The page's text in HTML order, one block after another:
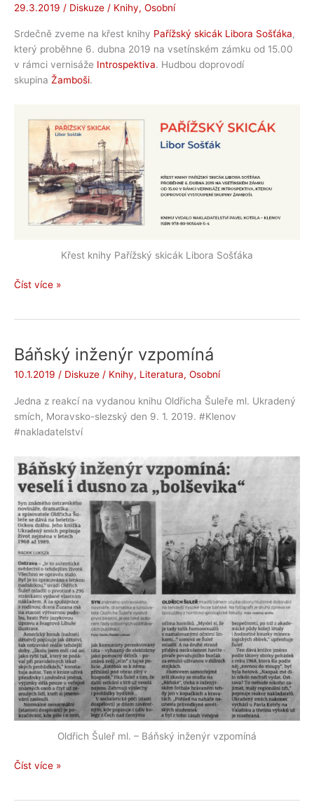
29.3.2019 / Diskuze / Knihy, Osobní
Srdečně zveme na křest knihy Pařížský skicák Libora Sošťáka,
který proběhne 6. dubna 2019 na vsetínském zámku od 15.00
v rámci vernisáže Introspektiva. Hudbou doprovodí
skupina Žamboši.
Křest knihy Pařížský skicák Libora Sošťáka
Pozvánka
Pařížský
skicák
Libora
Číst více »
Báňský inženýr vzpomíná
10.1.2019 / Diskuze / Knihy, Literatura, Osobní
Jedna z reakcí na vydanou knihu Oldřicha Šuleře ml. Ukradený
smích, Moravsko-slezský den 9. 1. 2019. #Klenov
#nakladatelství
Oldřich Šuleř ml. – Báňský inženýr vzpomíná
Báňský
Číst více »